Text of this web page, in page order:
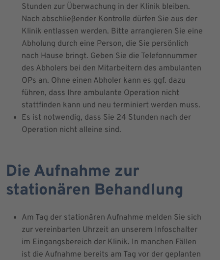
Stunden zur Überwachung in der Klinik bleiben.
Nach abschließender Kontrolle dürfen Sie aus der
Klinik entlassen werden. Bitte arrangieren Sie eine
Abholung durch eine Person, die Sie persönlich
nach Hause bringt. Geben Sie die Telefonnummer
des Abholers bei den Mitarbeitern des ambulanten
OPs an. Ohne einen Abholer kann es ggf. dazu
führen, dass Ihre ambulante Operation nicht
stattfinden kann und neu terminiert werden muss.
Es ist notwendig, dass Sie 24 Stunden nach der
Operation nicht alleine sind.
Die Aufnahme zur
stationären Behandlung
Am Tag der stationären Aufnahme melden Sie sich
zur vereinbarten Uhrzeit an unserem Infoschalter
im Eingangsbereich der Klinik. In manchen Fällen
ist die Aufnahme bereits am Tag vor der geplanten